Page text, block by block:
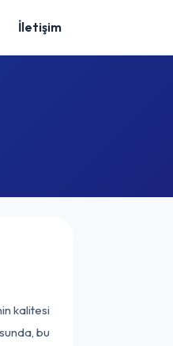
İletişim
kalitesi
bu